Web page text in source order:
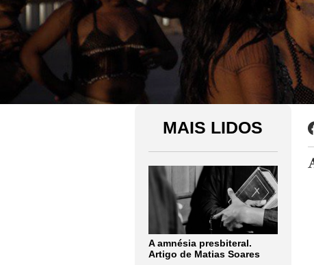
MAIS LIDOS
A amnésia presbiteral.
Artigo de Matias Soares